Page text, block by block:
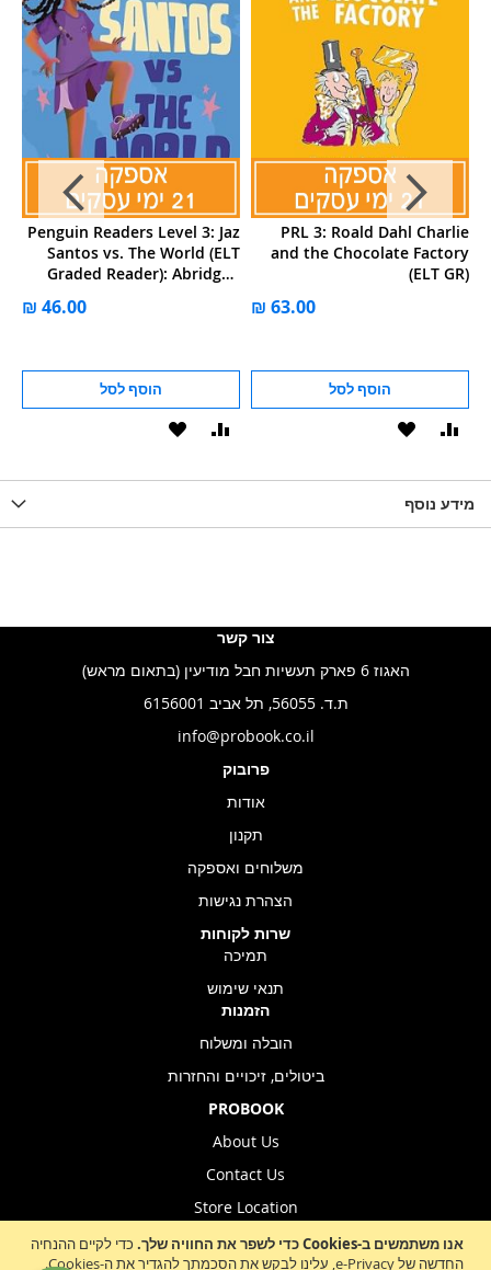
אנו משתמשים ב-Cookies כדי לשפר את החוויה שלך.
כדי לקיים ההנחיה
החדשה של e-Privacy, עלינו לבקש את הסכמתך להגדיר את ה-Cookies.
Penguin Readers Level 3: Jaz
Santos vs. The World (ELT
Graded Reader): Abridged
הוסף לסל
הוסף
PRL 3: Roald Dahl Charlie
and the Chocolate Factory
(ELT GR)
הוסף לסל
הוסף
מידע נוסף
צור קשר
האגוז 6 פארק תעשיות חבל מודיעין (בתאום מראש)
ת.ד. 56055, תל אביב 6156001
info@probook.co.il
פרובוק
אודות
תקנון
משלוחים ואספקה
הצהרת נגישות
שרות לקוחות
תמיכה
תנאי שימוש
הזמנות
הובלה ומשלוח
ביטולים, זיכויים והחזרות
PROBOOK
About Us
Contact Us
Store Location